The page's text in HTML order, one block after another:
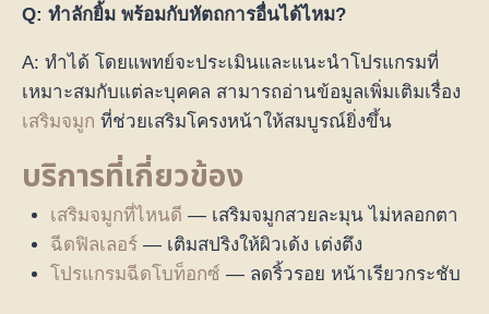
Q: ทำลักยิ้ม พร้อมกับหัตถการอื่นได้ไหม?
A: ทำได้ โดยแพทย์จะประเมินและแนะนำโปรแกรมที่
เหมาะสมกับแต่ละบุคคล สามารถอ่านข้อมูลเพิ่มเติมเรื่อง
เสริมจมูก ที่ช่วยเสริมโครงหน้าให้สมบูรณ์ยิ่งขึ้น
บริการที่เกี่ยวข้อง
เสริมจมูกที่ไหนดี — เสริมจมูกสวยละมุน ไม่หลอกตา
ฉีดฟิลเลอร์— เติมสปริงให้ผิวเด้ง เต่งตึง
โปรแกรมฉีดโบท็อกซ์ — ลดริ้วรอย หน้าเรียวกระชับ